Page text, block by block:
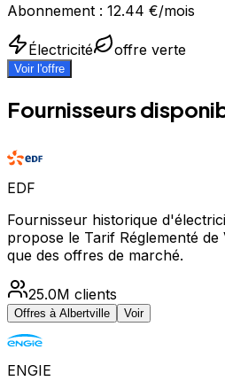
Abonnement : 12.44 €/mois
Électricité offre verte
Voir l'offre
Fournisseurs
EDF
Fournisseur historique
propose le Tarif Réglementé
que des offres de marché.
25.0M clients
Offres à Albertville Voir
ENGIE